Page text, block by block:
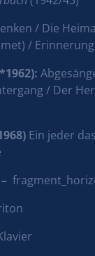
/ Die
/ Erinnerung
/ Der
Ein jeder